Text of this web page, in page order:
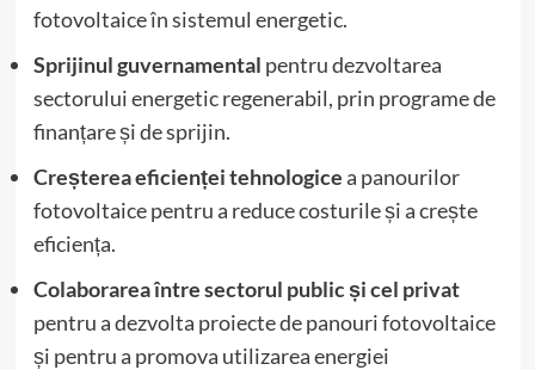
fotovoltaice în sistemul energetic.
Sprijinul guvernamental pentru dezvoltarea
sectorului energetic regenerabil, prin programe de
finanțare și de sprijin.
Creșterea eficienței tehnologicea panourilor
fotovoltaice pentru a reduce costurile și a crește
eficiența.
Colaborarea între sectorul public și cel privat
pentru a dezvolta proiecte de panouri fotovoltaice
și pentru a promova utilizarea energiei